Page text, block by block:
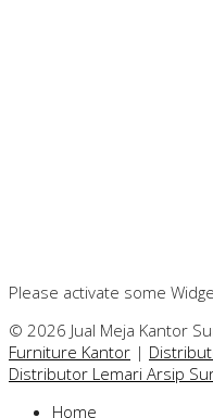
Please activate some
© 2026 Jual Meja Kantor
Furniture Kantor |
Distributor Lemari Arsip
Home